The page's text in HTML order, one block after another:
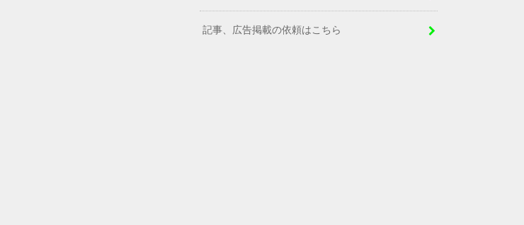
記事、広告掲載の依頼はこちら